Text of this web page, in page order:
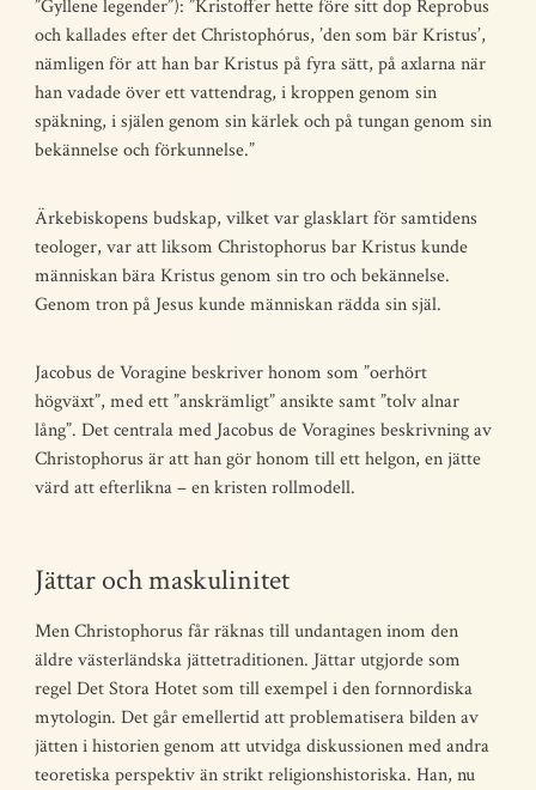
”Gyllene legender”): ”Kristoffer hette före sitt dop Reprobus
och kallades efter det Christophórus, ’den som bär Kristus’,
nämligen för att han bar Kristus på fyra sätt, på axlarna när
han vadade över ett vattendrag, i kroppen genom sin
späkning, i själen genom sin kärlek och på tungan genom sin
bekännelse och förkunnelse.”
Ärkebiskopens budskap, vilket var glasklart för samtidens
teologer, var att liksom Christophorus bar Kristus kunde
människan bära Kristus genom sin tro och bekännelse.
Genom tron på Jesus kunde människan rädda sin själ.
Jacobus de Voragine beskriver honom som ”oerhört
högväxt”, med ett ”anskrämligt” ansikte samt ”tolv alnar
lång”. Det centrala med Jacobus de Voragines beskrivning av
Christophorus är att han gör honom till ett helgon, en jätte
värd att efterlikna – en kristen rollmodell.
Jättar och maskulinitet
Men Christophorus får räknas till undantagen inom den
äldre västerländska jättetraditionen. Jättar utgjorde som
regel Det Stora Hotet som till exempel i den fornnordiska
mytologin. Det går emellertid att problematisera bilden av
jätten i historien genom att utvidga diskussionen med andra
teoretiska perspektiv än strikt religionshistoriska. Han, nu